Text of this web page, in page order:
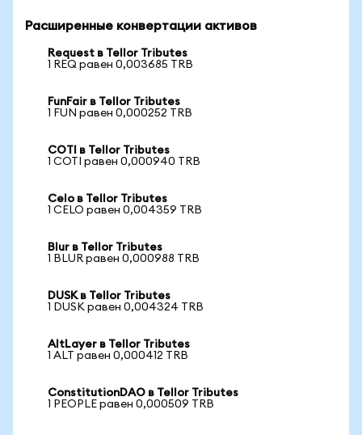
Расширенные конвертации активов
Request в Tellor Tributes
1 REQ равен 0,003685 TRB
FunFair в Tellor Tributes
1 FUN равен 0,000252 TRB
COTI в Tellor Tributes
1 COTI равен 0,000940 TRB
Celo в Tellor Tributes
1 CELO равен 0,004359 TRB
Blur в Tellor Tributes
1 BLUR равен 0,000988 TRB
DUSK в Tellor Tributes
1 DUSK равен 0,004324 TRB
AltLayer в Tellor Tributes
1 ALT равен 0,000412 TRB
ConstitutionDAO в Tellor Tributes
1 PEOPLE равен 0,000509 TRB